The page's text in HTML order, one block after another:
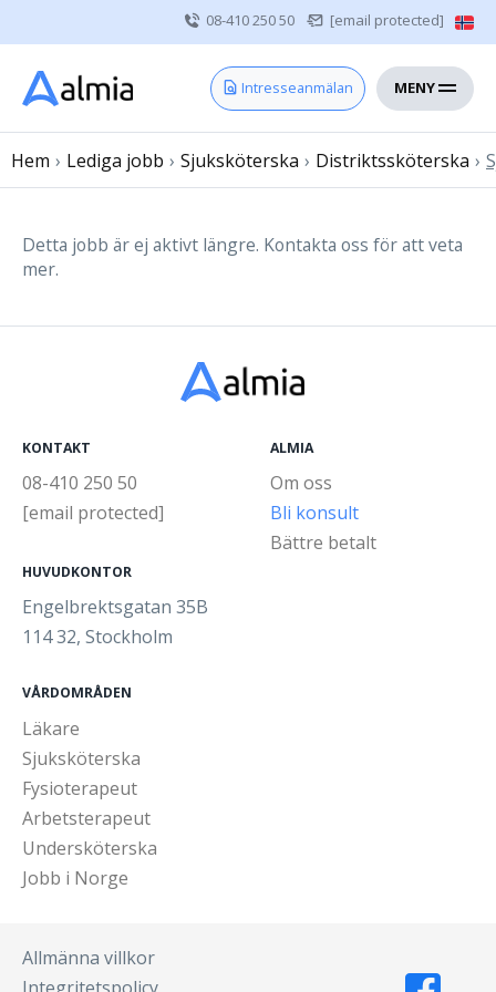
08-410 250 50 [email protected]
Intresseanmälan MENY
Hem
Vårdgivare
Om oss
Sjuksköterska
Läkare
Hem › Lediga jobb › Sjuksköterska › Distriktssköterska ›
Detta jobb är ej aktivt längre. Kontakta oss för att veta
mer.
KONTAKT
08-410 250 50
[email protected]
HUVUDKONTOR
Engelbrektsgatan 35B
114 32, Stockholm
ALMIA
Om oss
Bli konsult
Bättre betalt
VÅRDOMRÅDEN
Läkare
Sjuksköterska
Fysioterapeut
Arbetsterapeut
Undersköterska
Jobb i Norge
Allmänna villkor
Integritetspolicy